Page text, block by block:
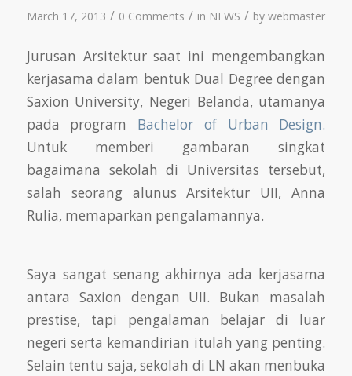
March 17, 2013 / 0 Comments / in NEWS / by webmaster
Jurusan Arsitektur saat ini mengembangkan
kerjasama dalam bentuk Dual Degree dengan
Saxion University, Negeri Belanda, utamanya
pada program Bachelor of Urban Design.
Untuk memberi gambaran singkat
bagaimana sekolah di Universitas tersebut,
salah seorang alunus Arsitektur UII, Anna
Rulia, memaparkan pengalamannya.
Saya sangat senang akhirnya ada kerjasama
antara Saxion dengan UII. Bukan masalah
prestise, tapi pengalaman belajar di luar
negeri serta kemandirian itulah yang penting.
Selain tentu saja, sekolah di LN akan menbuka